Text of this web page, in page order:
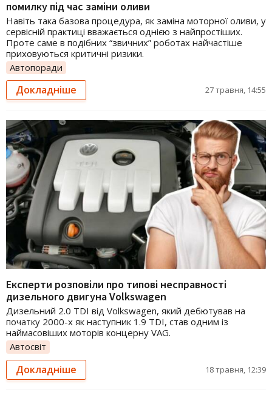
помилку під час заміни оливи
Навіть така базова процедура, як заміна моторної оливи, у
сервісній практиці вважається однією з найпростіших.
Проте саме в подібних “звичних” роботах найчастіше
приховуються критичні ризики.
Автопоради
Докладніше 27 травня, 14:55
Експерти розповіли про типові несправності
дизельного двигуна Volkswagen
Дизельний 2.0 TDI від Volkswagen, який дебютував на
початку 2000-х як наступник 1.9 TDI, став одним із
наймасовіших моторів концерну VAG.
Автосвіт
Докладніше 18 травня, 12:39